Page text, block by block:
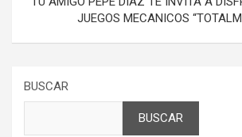
JUEGOS MECANICOS
BUSCAR
BUSCAR